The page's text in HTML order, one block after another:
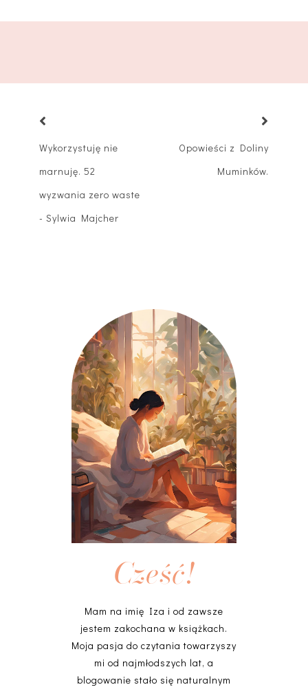
Wykorzystuję nie
marnuję. 52
wyzwania zero waste
- Sylwia Majcher
Opowieści z Doliny
Muminków.
Cześć!
Mam na imię Iza i od zawsze
jestem zakochana w książkach.
Moja pasja do czytania towarzyszy
mi od najmłodszych lat, a
blogowanie stało się naturalnym